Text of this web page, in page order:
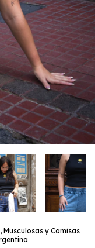
Musculosas y Camisas